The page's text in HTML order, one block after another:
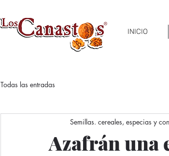
INICIO
Todas las entradas
Azafrán una
Semillas. cereales, especias y